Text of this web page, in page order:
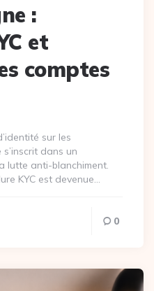
:
et
comptes
sur les
dans un
lutte anti-blanchiment.
KYC est devenue…
0